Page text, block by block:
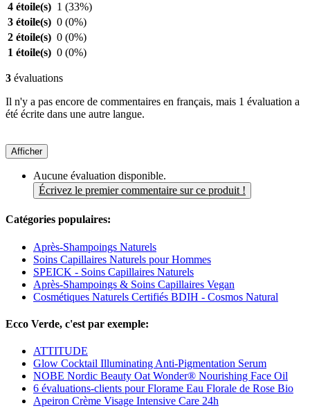
4 étoile(s) 1 (33%)
3 étoile(s) 0 (0%)
2 étoile(s) 0 (0%)
1 étoile(s) 0 (0%)
3 évaluations
Il n'y a pas encore de commentaires en français, mais 1 évaluation a
été écrite dans une autre langue.
Afficher
Aucune évaluation disponible.
Écrivez le premier commentaire sur ce produit !
Catégories populaires:
Après-Shampoings Naturels
Soins Capillaires Naturels pour Hommes
SPEICK - Soins Capillaires Naturels
Après-Shampoings & Soins Capillaires Vegan
Cosmétiques Naturels Certifiés BDIH - Cosmos Natural
Ecco Verde, c'est par exemple:
ATTITUDE
Glow Cocktail Illuminating Anti-Pigmentation Serum
NOBE Nordic Beauty Oat Wonder® Nourishing Face Oil
6 évaluations-clients pour Florame Eau Florale de Rose Bio
Apeiron Crème Visage Intensive Care 24h